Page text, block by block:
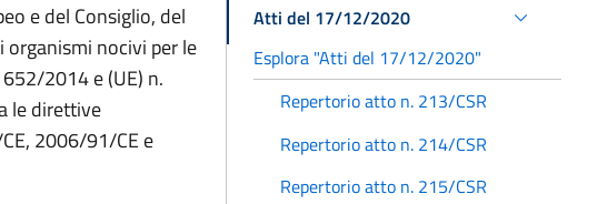
e del Consiglio, del
nocivi per le
2014 e (UE) n.
le direttive
2006/91/CE e
Atti del 17/12/2020
Esplora "Atti del 17/12/2020"
Repertorio atto n. 213/CSR
Repertorio atto n. 214/CSR
Repertorio atto n. 215/CSR